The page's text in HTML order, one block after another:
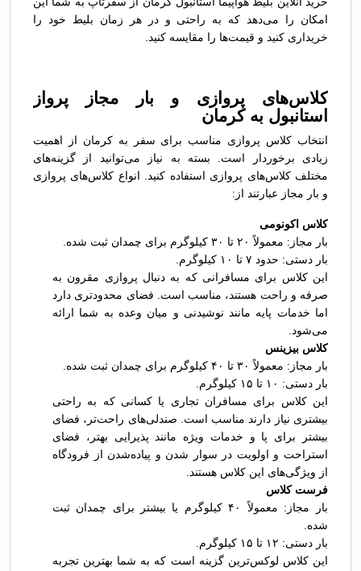
امکان را می‌دهد که به راحتی و در هر زمان بلیط خود را
خریداری کنید و قیمت‌ها را مقایسه کنید.
کلاس‌های پروازی و بار مجاز پرواز
استانبول به کرمان
انتخاب کلاس پروازی مناسب برای سفر به کرمان از اهمیت
زیادی برخوردار است. بسته به نیاز می‌توانید از گزینه‌های
مختلف کلاس‌های پروازی استفاده کنید. انواع کلاس‌های پروازی
و بار مجاز عبارتند از:
کلاس اکونومی
بار مجاز: معمولاً ۲۰ تا ۳۰ کیلوگرم برای چمدان ثبت شده.
بار دستی: حدود ۷ تا ۱۰ کیلوگرم.
این کلاس برای مسافرانی که به دنبال پروازی مقرون به
صرفه و راحت هستند، مناسب است. فضای محدودتری دارد
اما خدمات پایه مانند نوشیدنی و میان وعده به شما ارائه
می‌شود.
کلاس بیزینس
بار مجاز: معمولاً ۳۰ تا ۴۰ کیلوگرم برای چمدان ثبت شده.
بار دستی: ۱۰ تا ۱۵ کیلوگرم.
این کلاس برای مسافران تجاری یا کسانی که به راحتی
بیشتری نیاز دارند مناسب است. صندلی‌های راحت‌تر، فضای
بیشتر برای پا و خدمات ویژه مانند پذیرایی بهتر، فضای
استراحت و اولویت در سوار شدن و پیاده‌شدن از فرودگاه
از ویژگی‌های این کلاس هستند.
فرست کلاس
بار مجاز: معمولاً ۴۰ کیلوگرم یا بیشتر برای چمدان ثبت
شده.
بار دستی: ۱۲ تا ۱۵ کیلوگرم.
این کلاس لوکس‌ترین گزینه است که به شما بهترین تجربه